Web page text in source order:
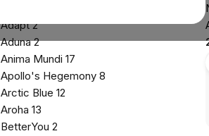
Adapt2
Aduna2
Anima Mundi 17
Apollo's Hegemony 8
Arctic Blue 12
Aroha 13
BetterYou 2